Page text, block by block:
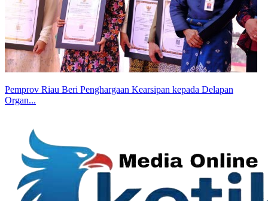
Pemprov Riau Beri Penghargaan Kearsipan kepada Delapan
Organ...